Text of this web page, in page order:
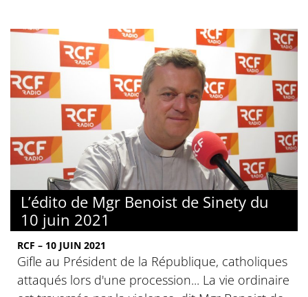
L’édito de Mgr Benoist de Sinety du
10 juin 2021
RCF – 10 JUIN 2021
Gifle au Président de la République, catholiques
attaqués lors d'une procession... La vie ordinaire